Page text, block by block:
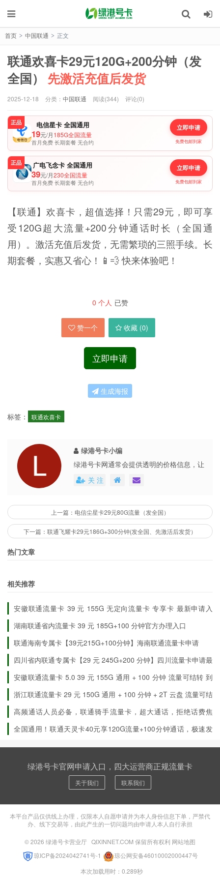
首页 > 中国联通 > 正文
联通欢喜卡29元120G+200分钟（发
全国） 先激活充值后发货
2025-12-18 分类： 中国联通 阅读(344) 评论(0)
正品 电信星卡 全国通用
19元/月185G全国流量
首月免费 长期套餐 无合约
立即申请
免费包邮到家
正品 广电飞念卡 全国通用
39元/月230全国流量
首月免费 长期套餐 无合约
立即申请
免费包邮到家
【联通】欢喜卡，超值选择！只需29元，即可享
受120G超大流量+200分钟通话时长（全国通
用）。激活充值后发货，无需繁琐的三照手续。长
期套餐，实惠又省心！📱💨 快来体验吧！
0 个人 已赞
赞一个 收藏 (0)
立即申请
生成海报
标签： 联通欢喜卡
绿港号卡小编
绿港号卡网通常会提供透明的价格信息，让
用户能够清楚地了解到每个号卡套餐的具体
费用。这些平台还会不定期地推出各种优惠
了市场的公平竞争。
关 注
上一篇：电信尘星卡29元80G流量（发全国）
下一篇：联通飞耀卡29元186G+300分钟(发全国、先激活后发货）
热门文章
相关推荐
安徽联通流量卡 39 元 155G 无定向流量卡 专享卡 最新申请入
湖南联通省内流量卡 39 元 185G+100 分钟官方办理入口
联通海南专属卡【39元215G+100分钟】海南联通流量卡申请
四川省内联通专属卡【29 元 245G+200 分钟】四川流量卡申请最
新优惠详情
安徽联通流量卡 5.0 39 元 155G 通用 + 100 分钟 流量可结转 到
期自动续约
浙江联通流量卡 29 元 150G 通用 + 100 分钟 + 2T 云盘 流量可结
高频通话人员必备，联通骑手流量卡，超大通话，拒绝话费焦
虑！
全国通用！联通天灵卡40元享120G流量+100分钟通话，极速发
绿港号卡官网申请入口，四大运营商正规流量卡
关于我们 联系我们
本平台产品仅供线上办理，仅限本人自愿申请并为本人身份信息下单，严禁代
办、线下交易等，由此产生的一切问题均由申请人本人自行承担
© 2026 绿港号卡营业厅 QIXINNET.COM 保留所有权利 网站地图
琼ICP备2024042741号-1
琼公网安备46010002000447号
本次加载用时：0.289秒